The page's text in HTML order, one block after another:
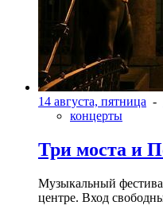
14 августа, пятница -
концерты
Три моста и
Музыкальный
центре. Вход